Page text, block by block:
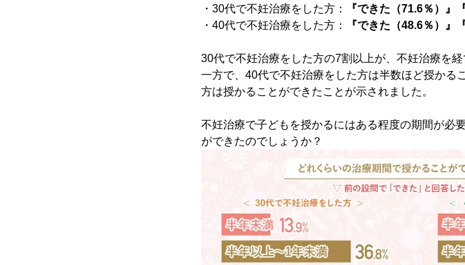
・30代で不妊治療をした方：
『できた（71.6％）』
・40代で不妊治療をした方：
『できた（48.6％）』
30代で不妊治療をした方の7割以上が、不妊治療を
一方で、40代で不妊治療をした方は半数ほど授かる
方は授かることができたことが示されました。
不妊治療で子どもを授かるにはある程度の期間が必
ができたのでしょうか？